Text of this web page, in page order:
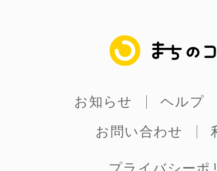
まちのコイン
お知らせ
ヘルプ
お問い合わせ